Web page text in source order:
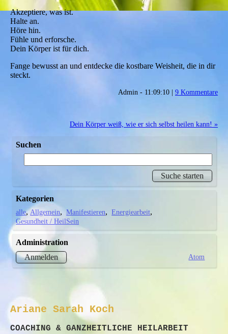
Akzeptiere, was ist.
Halte an.
Höre hin.
Fühle und erforsche.
Dein Körper ist für dich.
Fange bewusst an und entdecke die kostbare Weisheit, die in dir
steckt.
Admin - 11:09:10 | 9 Kommentare
Dein Körper weiß, wie er sich selbst heilen kann! »
Suchen
Kategorien
alle Allgemein Manifestieren
Energiearbeit
Gesundheit / HeilSein
Administration
Anmelden
Atom
Ariane Sarah Koch
COACHING & GANZHEITLICHE HEILARBEIT